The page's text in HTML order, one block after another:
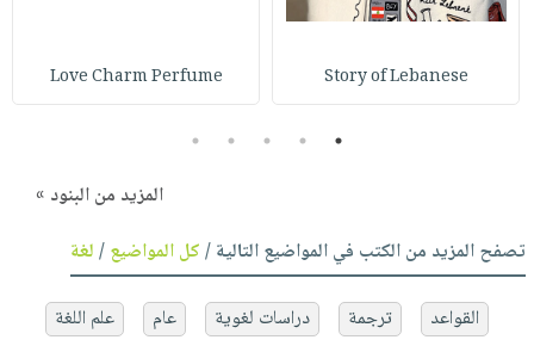
Story of Lebanese
Love Charm Perfume
1
2
3
4
5
المزيد من البنود »
تصفح المزيد من الكتب في المواضيع التالية /كل المواضيع/لغة
القواعد ترجمة دراسات لغوية عام
علم اللغة